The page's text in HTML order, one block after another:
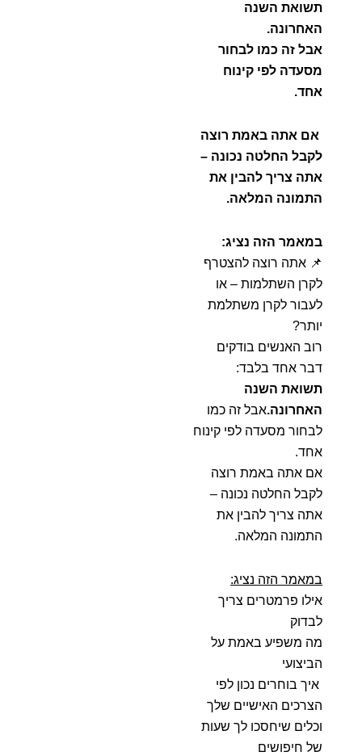
תשואת השנה
האחרונה.
אבל זה כמו לבחור
מסעדה לפי קינוח
אחד.
אם אתה באמת רוצה
לקבל החלטה נכונה –
אתה צריך להבין את
התמונה המלאה.
במאמר הזה נציג:
📌 אתה רוצה להצטרף
לקרן השתלמות – או
לעבור לקרן משתלמת
יותר?
רוב האנשים בודקים
דבר אחד בלבד:
תשואת השנה
האחרונה.אבל זה כמו
לבחור מסעדה לפי קינוח
אחד.
אם אתה באמת רוצה
לקבל החלטה נכונה –
אתה צריך להבין את
התמונה המלאה.
במאמר הזה נציג:
אילו פרמטרים צריך
לבדוק
מה משפיע באמת על
הביצועי
איך בוחרים נכון לפי
הצרכים האישיים שלך
וכלים שיחסכו לך שעות
של חיפושים